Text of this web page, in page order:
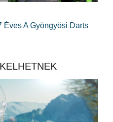
Éves A Gyöngyösi Darts